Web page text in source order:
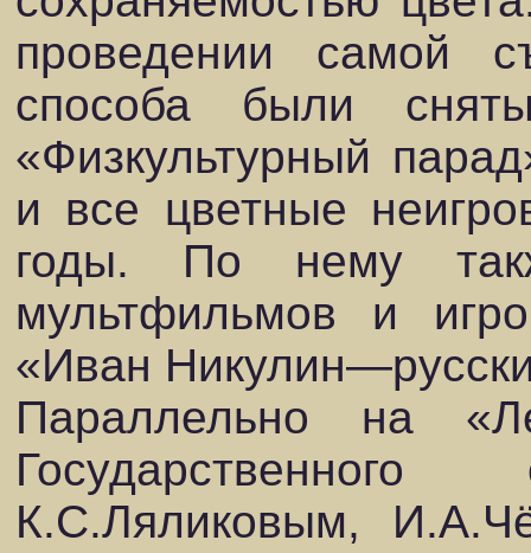
проведении самой
способа были
«Физкультурный
и все цветные
годы. По нему
мультфильмов и
«Иван
Параллельно на
Государственного
К.С.Ляликовым,